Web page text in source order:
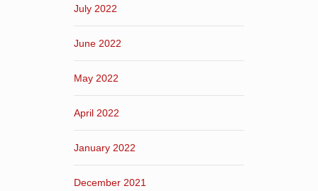
July 2022
June 2022
May 2022
April 2022
January 2022
December 2021